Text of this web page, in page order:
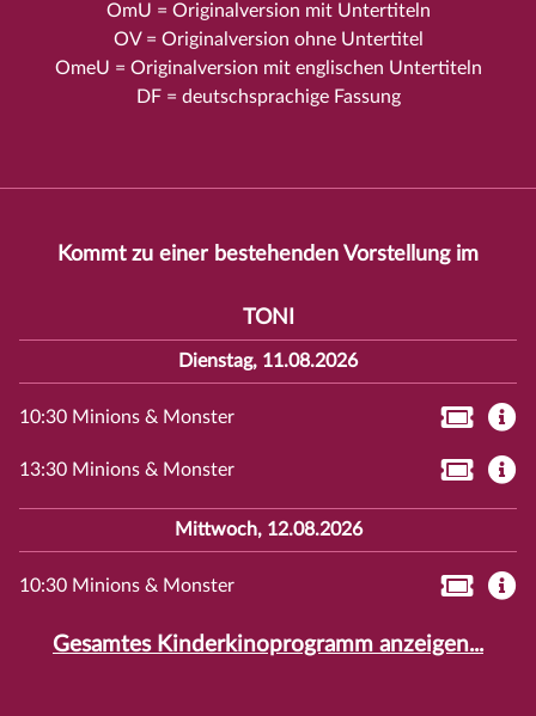
OmU = Originalversion mit Untertiteln
OV = Originalversion ohne Untertitel
OmeU = Originalversion mit englischen Untertiteln
DF = deutschsprachige Fassung
Kommt zu einer bestehenden Vorstellung im
TONI
Dienstag, 11.08.2026
10:30 Minions & Monster
13:30 Minions & Monster
Mittwoch, 12.08.2026
10:30 Minions & Monster
Gesamtes Kinderkinoprogramm anzeigen...